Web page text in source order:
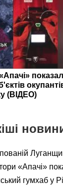
(ВІДЕО)
«Апачі»
гумхаб у